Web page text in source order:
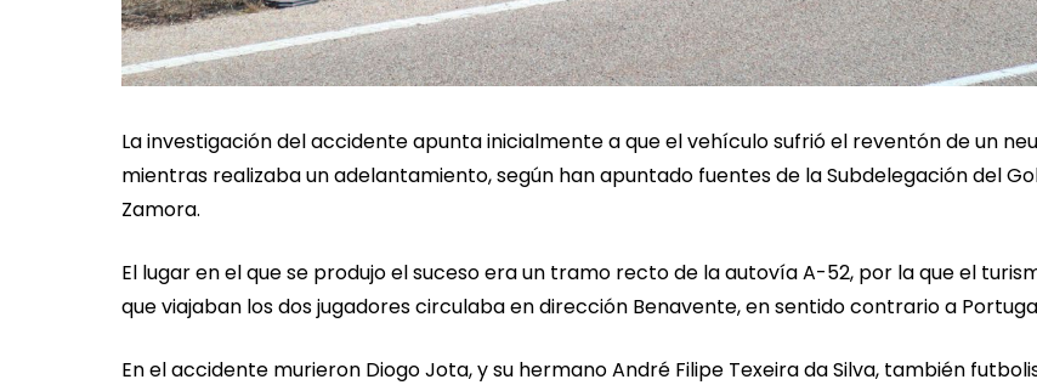
La investigación del accidente apunta inicialmente a que el vehículo sufrió el reventón de un
mientras realizaba un adelantamiento, según han apuntado fuentes de la Subdelegación del
Zamora.
El lugar en el que se produjo el suceso era un tramo recto de la autovía A-52, por la que el
que viajaban los dos jugadores circulaba en dirección Benavente, en sentido contrario a
En el accidente murieron Diogo Jota, y su hermano André Filipe Texeira da Silva, también